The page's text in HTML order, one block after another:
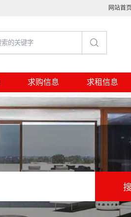
网站首页
求购信息 求租信息